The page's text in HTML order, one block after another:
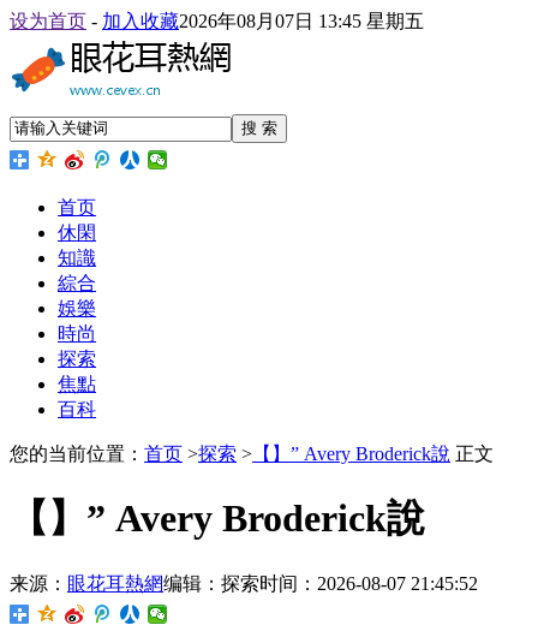
设为首页 - 加入收藏2026年08月07日 13:45 星期五
搜 索
首页
休閑
知識
綜合
娛樂
時尚
探索
焦點
百科
您的当前位置： 首页 >探索 > 【】” Avery Broderick說 正文
【】” Avery Broderick說
来源： 眼花耳熱網编辑：探索时间：2026-08-07 21:45:52